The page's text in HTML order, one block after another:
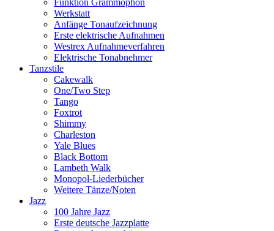
Werkstatt
Anfänge Tonaufzeichnung
Erste elektrische Aufnahmen
Westrex Aufnahmeverfahren
Elektrische Tonabnehmer
Tanzstile
Cakewalk
One/Two Step
Tango
Foxtrot
Shimmy
Charleston
Yale Blues
Black Bottom
Lambeth Walk
Monopol-Liederbücher
Weitere Tänze/Noten
Jazz
100 Jahre Jazz
Erste deutsche Jazzplatte